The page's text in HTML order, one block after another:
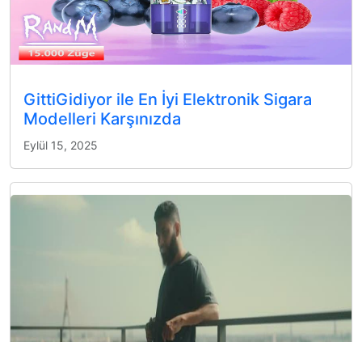
GittiGidiyor ile En İyi Elektronik Sigara
Modelleri Karşınızda
Eylül 15, 2025